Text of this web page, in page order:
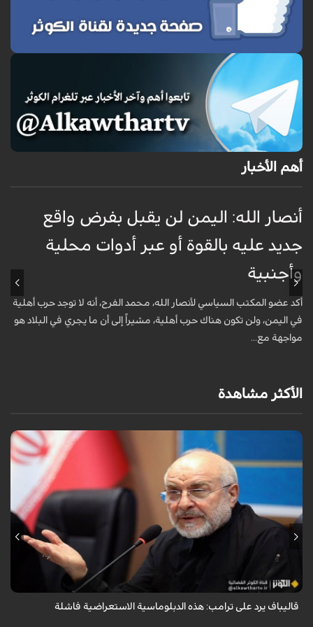
أهم الأخبار
أنصار الله: اليمن لن يقبل بفرض واقع
جديد عليه بالقوة أو عبر أدوات محلية
وأجنبية
أكد عضو المكتب السياسي لأنصار الله، محمد الفرح، أنه لا توجد حرب أهلية
في اليمن، ولن تكون هناك حرب أهلية، مشيراً إلى أن ما يجري في البلاد هو
مواجهة مع...
الأكثر مشاهدة
أكد رئيس مجلس الشورى الإسلامي الإيراني أن التصريحات الاستعراضية
والتهديدات المتكررة لم تعد تُجدي نفعاً، واصفاً إياها بالدبلوماسية الفاشلة.
قاليباف يرد على ترامب: هذه الدبلوماسية الاستعراضية فاشلة